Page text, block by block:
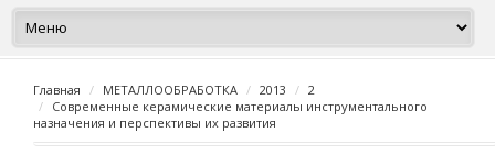
Главная МЕТАЛЛООБРАБОТКА 2013
2
Cовременные керамические материалы инструментального
назначения и перспективы их развития